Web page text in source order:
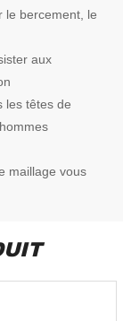
le bercement, le
aux
les têtes de
maillage vous